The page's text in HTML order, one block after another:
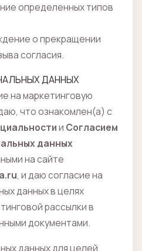
определенных типов
о прекращении
согласия.
ДАННЫХ
на маркетинговую
что ознакомлен(а) с
и Согласием
данных
на сайте
, и даю согласие на
данных в целях
рассылки в
документами.
данных для целей